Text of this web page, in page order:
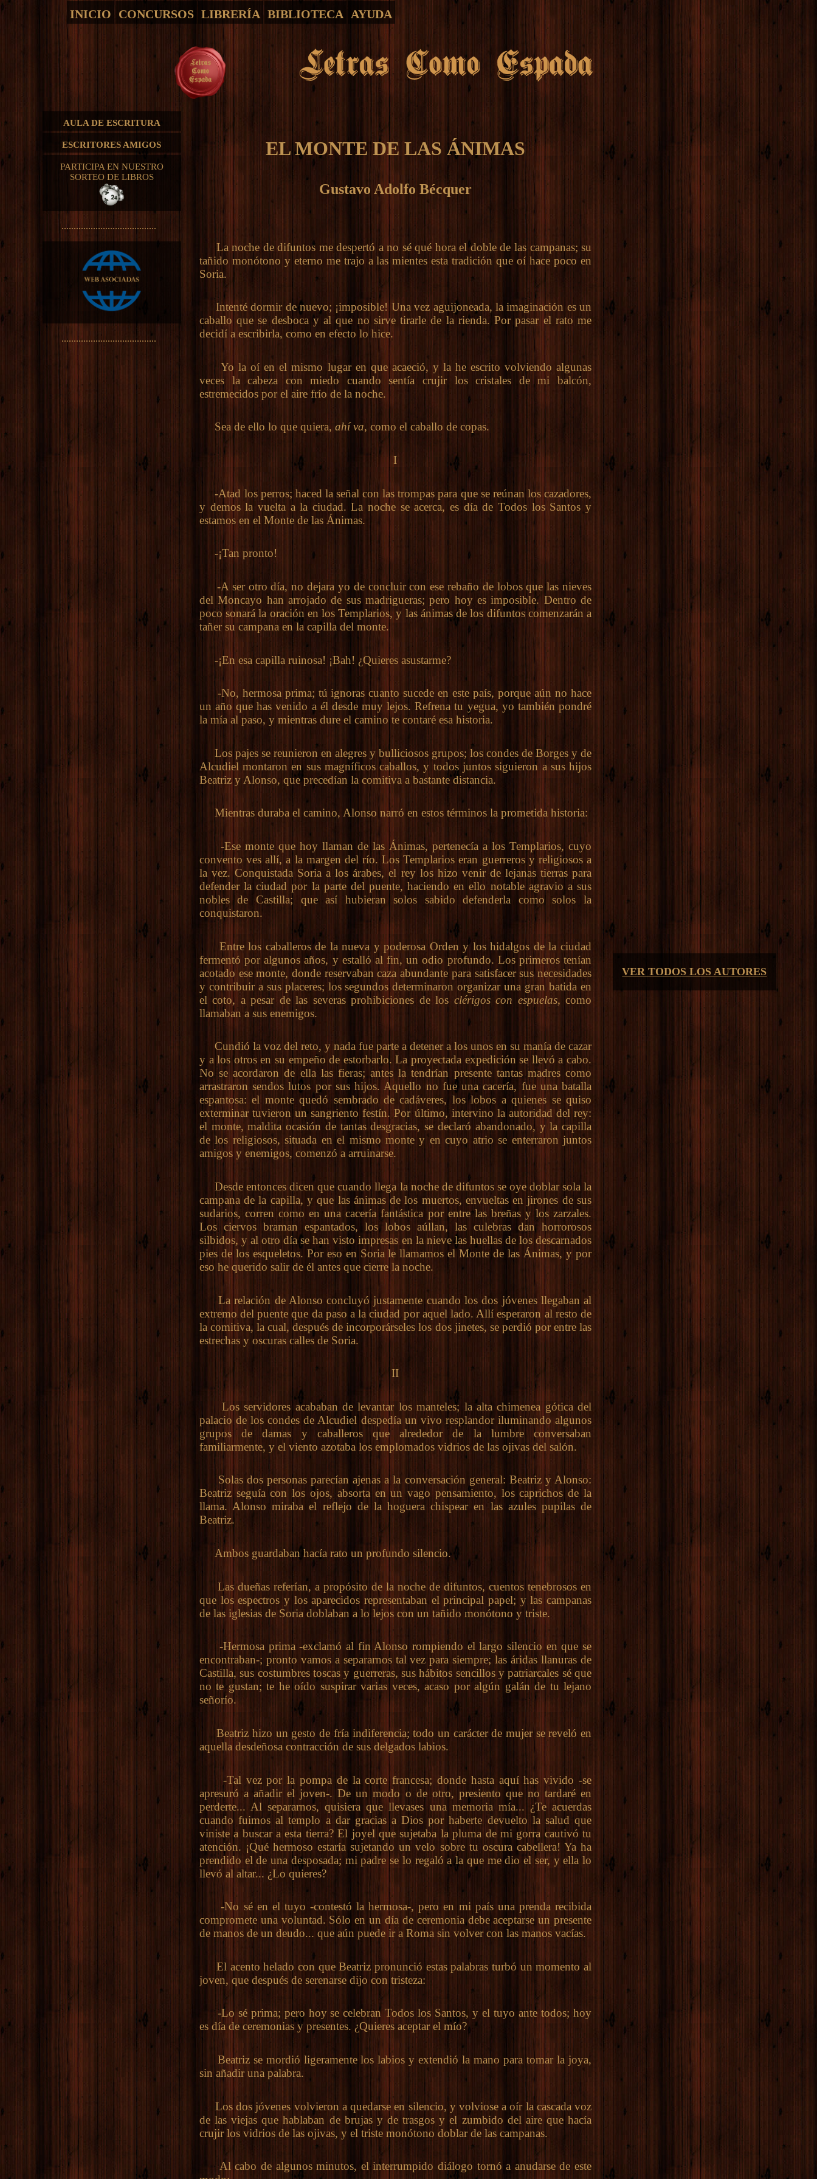
INICIO CONCURSOS LIBRERÍA BIBLIOTECA AYUDA
AULA DE ESCRITURA
ESCRITORES AMIGOS
PARTICIPA EN NUESTRO
SORTEO DE LIBROS
.......................................
.......................................
EL MONTE DE LAS ÁNIMAS
Gustavo Adolfo Bécquer
La noche de difuntos me despertó a no sé qué hora el doble de las campanas; su
tañido monótono y eterno me trajo a las mientes esta tradición que oí hace poco en
Soria.
Intenté dormir de nuevo; ¡imposible! Una vez aguijoneada, la imaginación es un
caballo que se desboca y al que no sirve tirarle de la rienda. Por pasar el rato me
decidí a escribirla, como en efecto lo hice.
Yo la oí en el mismo lugar en que acaeció, y la he escrito volviendo algunas
veces la cabeza con miedo cuando sentía crujir los cristales de mi balcón,
estremecidos por el aire frío de la noche.
Sea de ello lo que quiera, ahí va, como el caballo de copas.
I
-Atad los perros; haced la señal con las trompas para que se reúnan los cazadores,
y demos la vuelta a la ciudad. La noche se acerca, es día de Todos los Santos y
estamos en el Monte de las Ánimas.
-¡Tan pronto!
-A ser otro día, no dejara yo de concluir con ese rebaño de lobos que las nieves
del Moncayo han arrojado de sus madrigueras; pero hoy es imposible. Dentro de
poco sonará la oración en los Templarios, y las ánimas de los difuntos comenzarán a
tañer su campana en la capilla del monte.
-¡En esa capilla ruinosa! ¡Bah! ¿Quieres asustarme?
-No, hermosa prima; tú ignoras cuanto sucede en este país, porque aún no hace
un año que has venido a él desde muy lejos. Refrena tu yegua, yo también pondré
la mía al paso, y mientras dure el camino te contaré esa historia.
Los pajes se reunieron en alegres y bulliciosos grupos; los condes de Borges y de
Alcudiel montaron en sus magníficos caballos, y todos juntos siguieron a sus hijos
Beatriz y Alonso, que precedían la comitiva a bastante distancia.
Mientras duraba el camino, Alonso narró en estos términos la prometida historia:
-Ese monte que hoy llaman de las Ánimas, pertenecía a los Templarios, cuyo
convento ves allí, a la margen del río. Los Templarios eran guerreros y religiosos a
la vez. Conquistada Soria a los árabes, el rey los hizo venir de lejanas tierras para
defender la ciudad por la parte del puente, haciendo en ello notable agravio a sus
nobles de Castilla; que así hubieran solos sabido defenderla como solos la
conquistaron.
Entre los caballeros de la nueva y poderosa Orden y los hidalgos de la ciudad
fermentó por algunos años, y estalló al fin, un odio profundo. Los primeros tenían
acotado ese monte, donde reservaban caza abundante para satisfacer sus necesidades
y contribuir a sus placeres; los segundos determinaron organizar una gran batida en
el coto, a pesar de las severas prohibiciones de los clérigos con espuelas,como
llamaban a sus enemigos.
Cundió la voz del reto, y nada fue parte a detener a los unos en su manía de cazar
y a los otros en su empeño de estorbarlo. La proyectada expedición se llevó a cabo.
No se acordaron de ella las fieras; antes la tendrían presente tantas madres como
arrastraron sendos lutos por sus hijos. Aquello no fue una cacería, fue una batalla
espantosa: el monte quedó sembrado de cadáveres, los lobos a quienes se quiso
exterminar tuvieron un sangriento festín. Por último, intervino la autoridad del rey:
el monte, maldita ocasión de tantas desgracias, se declaró abandonado, y la capilla
de los religiosos, situada en el mismo monte y en cuyo atrio se enterraron juntos
amigos y enemigos, comenzó a arruinarse.
Desde entonces dicen que cuando llega la noche de difuntos se oye doblar sola la
campana de la capilla, y que las ánimas de los muertos, envueltas en jirones de sus
sudarios, corren como en una cacería fantástica por entre las breñas y los zarzales.
Los ciervos braman espantados, los lobos aúllan, las culebras dan horrorosos
silbidos, y al otro día se han visto impresas en la nieve las huellas de los descarnados
pies de los esqueletos. Por eso en Soria le llamamos el Monte de las Ánimas, y por
eso he querido salir de él antes que cierre la noche.
La relación de Alonso concluyó justamente cuando los dos jóvenes llegaban al
extremo del puente que da paso a la ciudad por aquel lado. Allí esperaron al resto de
la comitiva, la cual, después de incorporárseles los dos jinetes, se perdió por entre las
estrechas y oscuras calles de Soria.
II
Los servidores acababan de levantar los manteles; la alta chimenea gótica del
palacio de los condes de Alcudiel despedía un vivo resplandor iluminando algunos
grupos de damas y caballeros que alrededor de la lumbre conversaban
familiarmente, y el viento azotaba los emplomados vidrios de las ojivas del salón.
Solas dos personas parecían ajenas a la conversación general: Beatriz y Alonso:
Beatriz seguía con los ojos, absorta en un vago pensamiento, los caprichos de la
llama. Alonso miraba el reflejo de la hoguera chispear en las azules pupilas de
Beatriz.
Ambos guardaban hacía rato un profundo silencio.
Las dueñas referían, a propósito de la noche de difuntos, cuentos tenebrosos en
que los espectros y los aparecidos representaban el principal papel; y las campanas
de las iglesias de Soria doblaban a lo lejos con un tañido monótono y triste.
-Hermosa prima -exclamó al fin Alonso rompiendo el largo silencio en que se
encontraban-; pronto vamos a separarnos tal vez para siempre; las áridas llanuras de
Castilla, sus costumbres toscas y guerreras, sus hábitos sencillos y patriarcales sé que
no te gustan; te he oído suspirar varias veces, acaso por algún galán de tu lejano
señorío.
Beatriz hizo un gesto de fría indiferencia; todo un carácter de mujer se reveló en
aquella desdeñosa contracción de sus delgados labios.
-Tal vez por la pompa de la corte francesa; donde hasta aquí has vivido -se
apresuró a añadir el joven-. De un modo o de otro, presiento que no tardaré en
perderte... Al separarnos, quisiera que llevases una memoria mía... ¿Te acuerdas
cuando fuimos al templo a dar gracias a Dios por haberte devuelto la salud que
viniste a buscar a esta tierra? El joyel que sujetaba la pluma de mi gorra cautivó tu
atención. ¡Qué hermoso estaría sujetando un velo sobre tu oscura cabellera! Ya ha
prendido el de una desposada; mi padre se lo regaló a la que me dio el ser, y ella lo
llevó al altar... ¿Lo quieres?
-No sé en el tuyo -contestó la hermosa-, pero en mi país una prenda recibida
compromete una voluntad. Sólo en un día de ceremonia debe aceptarse un presente
de manos de un deudo... que aún puede ir a Roma sin volver con las manos vacías.
El acento helado con que Beatriz pronunció estas palabras turbó un momento al
joven, que después de serenarse dijo con tristeza:
-Lo sé prima; pero hoy se celebran Todos los Santos, y el tuyo ante todos; hoy
es día de ceremonias y presentes. ¿Quieres aceptar el mío?
Beatriz se mordió ligeramente los labios y extendió la mano para tomar la joya,
sin añadir una palabra.
Los dos jóvenes volvieron a quedarse en silencio, y volviose a oír la cascada voz
de las viejas que hablaban de brujas y de trasgos y el zumbido del aire que hacía
crujir los vidrios de las ojivas, y el triste monótono doblar de las campanas.
Al cabo de algunos minutos, el interrumpido diálogo tornó a anudarse de este
VER TODOS LOS AUTORES